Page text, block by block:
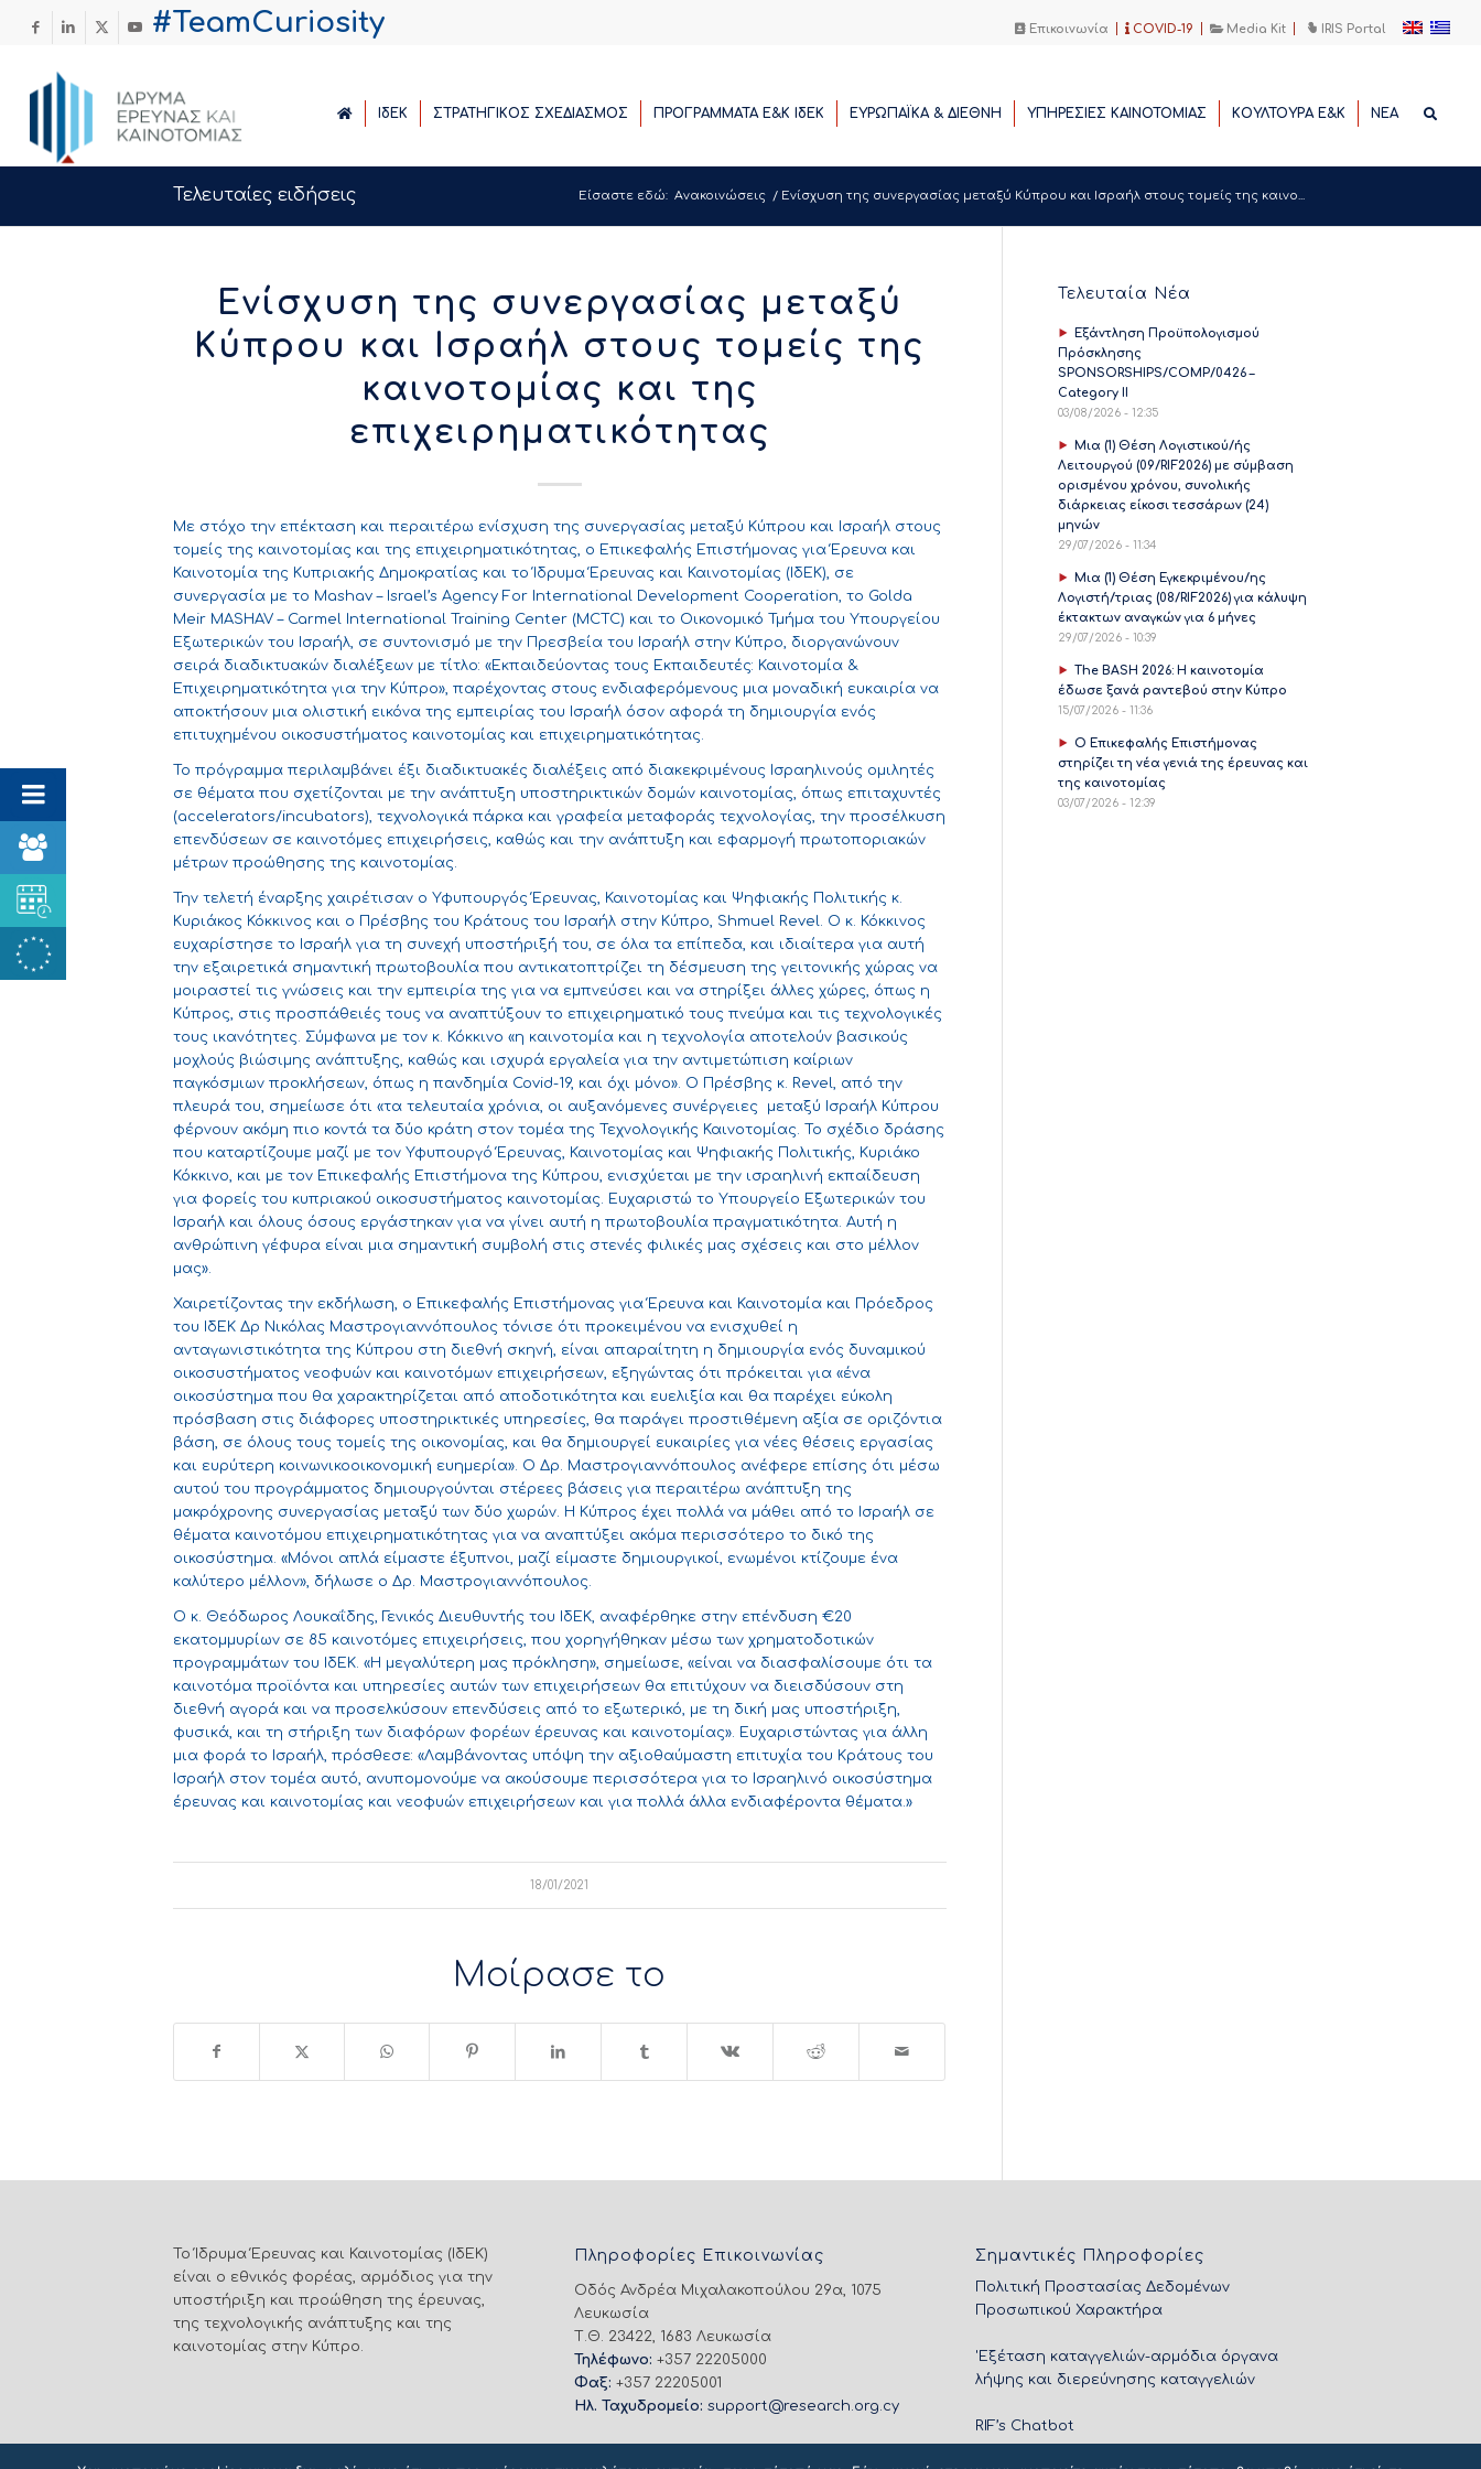
Επικοινωνία COVID-19 Media Kit IRIS Portal
#TeamCuriosity
ΙδΕΚ ΣΤΡΑΤΗΓΙΚΟΣ ΣΧΕΔΙΑΣΜΟΣ ΠΡΟΓΡΑΜΜΑΤΑ E&K ΙδΕΚ ΕΥΡΩΠΑΪΚΑ & ΔΙΕΘΝΗ ΥΠΗΡΕΣΙΕΣ ΚΑΙΝΟΤΟΜΙΑΣ ΚΟΥΛΤΟΥΡΑ Ε&Κ ΝΕΑ
Τελευταίες ειδήσεις Είσαστε εδώ: Ανακοινώσεις / Ενίσχυση της συνεργασίας μεταξύ Κύπρου και Ισραήλ στους τομείς της καινο...
Ενίσχυση της συνεργασίας μεταξύ
Κύπρου και Ισραήλ στους τομείς της
καινοτομίας και της
επιχειρηματικότητας
Με στόχο την επέκταση και περαιτέρω ενίσχυση της συνεργασίας μεταξύ Κύπρου και Ισραήλ στους
τομείς της καινοτομίας και της επιχειρηματικότητας, ο Επικεφαλής Επιστήμονας για Έρευνα και
Καινοτομία της Κυπριακής Δημοκρατίας και το Ίδρυμα Έρευνας και Καινοτομίας (ΙδΕΚ), σε
συνεργασία με το Mashav – Israel’s Agency For International Development Cooperation, το Golda
Meir MASHAV – Carmel International Training Center (MCTC) και το Οικονομικό Τμήμα του Υπουργείου
Εξωτερικών του Ισραήλ, σε συντονισμό με την Πρεσβεία του Ισραήλ στην Κύπρο, διοργανώνουν
σειρά διαδικτυακών διαλέξεων με τίτλο: «Εκπαιδεύοντας τους Εκπαιδευτές: Καινοτομία &
Επιχειρηματικότητα για την Κύπρο», παρέχοντας στους ενδιαφερόμενους μια μοναδική ευκαιρία να
αποκτήσουν μια ολιστική εικόνα της εμπειρίας του Ισραήλ όσον αφορά τη δημιουργία ενός
επιτυχημένου οικοσυστήματος καινοτομίας και επιχειρηματικότητας.
Το πρόγραμμα περιλαμβάνει έξι διαδικτυακές διαλέξεις από διακεκριμένους Ισραηλινούς ομιλητές
σε θέματα που σχετίζονται με την ανάπτυξη υποστηρικτικών δομών καινοτομίας, όπως επιταχυντές
(accelerators/incubators), τεχνολογικά πάρκα και γραφεία μεταφοράς τεχνολογίας, την προσέλκυση
επενδύσεων σε καινοτόμες επιχειρήσεις, καθώς και την ανάπτυξη και εφαρμογή πρωτοποριακών
μέτρων προώθησης της καινοτομίας.
Την τελετή έναρξης χαιρέτισαν ο Υφυπουργός Έρευνας, Καινοτομίας και Ψηφιακής Πολιτικής κ.
Κυριάκος Κόκκινος και ο Πρέσβης του Κράτους του Ισραήλ στην Κύπρο, Shmuel Revel. Ο κ. Κόκκινος
ευχαρίστησε το Ισραήλ για τη συνεχή υποστήριξή του, σε όλα τα επίπεδα, και ιδιαίτερα για αυτή
την εξαιρετικά σημαντική πρωτοβουλία που αντικατοπτρίζει τη δέσμευση της γειτονικής χώρας να
μοιραστεί τις γνώσεις και την εμπειρία της για να εμπνεύσει και να στηρίξει άλλες χώρες, όπως η
Κύπρος, στις προσπάθειές τους να αναπτύξουν το επιχειρηματικό τους πνεύμα και τις τεχνολογικές
τους ικανότητες. Σύμφωνα με τον κ. Κόκκινο «η καινοτομία και η τεχνολογία αποτελούν βασικούς
μοχλούς βιώσιμης ανάπτυξης, καθώς και ισχυρά εργαλεία για την αντιμετώπιση καίριων
παγκόσμιων προκλήσεων, όπως η πανδημία Covid-19, και όχι μόνο». Ο Πρέσβης κ. Revel, από την
πλευρά του, σημείωσε ότι «τα τελευταία χρόνια, οι αυξανόμενες συνέργειες μεταξύ Ισραήλ Κύπρου
φέρνουν ακόμη πιο κοντά τα δύο κράτη στον τομέα της Τεχνολογικής Καινοτομίας. Το σχέδιο δράσης
που καταρτίζουμε μαζί με τον Υφυπουργό Έρευνας, Καινοτομίας και Ψηφιακής Πολιτικής, Κυριάκο
Κόκκινο, και με τον Επικεφαλής Επιστήμονα της Κύπρου, ενισχύεται με την ισραηλινή εκπαίδευση
για φορείς του κυπριακού οικοσυστήματος καινοτομίας. Ευχαριστώ το Υπουργείο Εξωτερικών του
Ισραήλ και όλους όσους εργάστηκαν για να γίνει αυτή η πρωτοβουλία πραγματικότητα. Αυτή η
ανθρώπινη γέφυρα είναι μια σημαντική συμβολή στις στενές φιλικές μας σχέσεις και στο μέλλον
μας».
Χαιρετίζοντας την εκδήλωση, ο Επικεφαλής Επιστήμονας για Έρευνα και Καινοτομία και Πρόεδρος
του ΙδΕΚ Δρ Νικόλας Μαστρογιαννόπουλος τόνισε ότι προκειμένου να ενισχυθεί η
ανταγωνιστικότητα της Κύπρου στη διεθνή σκηνή, είναι απαραίτητη η δημιουργία ενός δυναμικού
οικοσυστήματος νεοφυών και καινοτόμων επιχειρήσεων, εξηγώντας ότι πρόκειται για «ένα
οικοσύστημα που θα χαρακτηρίζεται από αποδοτικότητα και ευελιξία και θα παρέχει εύκολη
πρόσβαση στις διάφορες υποστηρικτικές υπηρεσίες, θα παράγει προστιθέμενη αξία σε οριζόντια
βάση, σε όλους τους τομείς της οικονομίας, και θα δημιουργεί ευκαιρίες για νέες θέσεις εργασίας
και ευρύτερη κοινωνικοοικονομική ευημερία». Ο Δρ. Μαστρογιαννόπουλος ανέφερε επίσης ότι μέσω
αυτού του προγράμματος δημιουργούνται στέρεες βάσεις για περαιτέρω ανάπτυξη της
μακρόχρονης συνεργασίας μεταξύ των δύο χωρών. Η Κύπρος έχει πολλά να μάθει από το Ισραήλ σε
θέματα καινοτόμου επιχειρηματικότητας για να αναπτύξει ακόμα περισσότερο το δικό της
οικοσύστημα. «Μόνοι απλά είμαστε έξυπνοι, μαζί είμαστε δημιουργικοί, ενωμένοι κτίζουμε ένα
καλύτερο μέλλον», δήλωσε ο Δρ. Μαστρογιαννόπουλος.
Ο κ. Θεόδωρος Λουκαΐδης, Γενικός Διευθυντής του ΙδΕΚ, αναφέρθηκε στην επένδυση €20
εκατομμυρίων σε 85 καινοτόμες επιχειρήσεις, που χορηγήθηκαν μέσω των χρηματοδοτικών
προγραμμάτων του ΙδΕΚ. «Η μεγαλύτερη μας πρόκληση», σημείωσε, «είναι να διασφαλίσουμε ότι τα
καινοτόμα προϊόντα και υπηρεσίες αυτών των επιχειρήσεων θα επιτύχουν να διεισδύσουν στη
διεθνή αγορά και να προσελκύσουν επενδύσεις από το εξωτερικό, με τη δική μας υποστήριξη,
φυσικά, και τη στήριξη των διαφόρων φορέων έρευνας και καινοτομίας». Ευχαριστώντας για άλλη
μια φορά το Ισραήλ, πρόσθεσε: «Λαμβάνοντας υπόψη την αξιοθαύμαστη επιτυχία του Κράτους του
Ισραήλ στον τομέα αυτό, ανυπομονούμε να ακούσουμε περισσότερα για το Ισραηλινό οικοσύστημα
έρευνας και καινοτομίας και νεοφυών επιχειρήσεων και για πολλά άλλα ενδιαφέροντα θέματα.»
18/01/2021
Μοίρασε το
Τελευταία Νέα
Εξάντληση Προϋπολογισμού
Πρόσκλησης
SPONSORSHIPS/COMP/0426 –
Category II
03/08/2026 - 12:35
Μια (1) Θέση Λογιστικού/ής
Λειτουργού (09/RIF2026) με σύμβαση
ορισμένου χρόνου, συνολικής
διάρκειας είκοσι τεσσάρων (24)
μηνών
29/07/2026 - 11:34
Μια (1) Θέση Εγκεκριμένου/ης
Λογιστή/τριας (08/RIF2026) για κάλυψη
έκτακτων αναγκών για 6 μήνες
29/07/2026 - 10:39
The BASH 2026: Η καινοτομία
έδωσε ξανά ραντεβού στην Κύπρο
15/07/2026 - 11:36
Ο Επικεφαλής Επιστήμονας
στηρίζει τη νέα γενιά της έρευνας και
της καινοτομίας
03/07/2026 - 12:39
Το Ίδρυμα Έρευνας και Καινοτομίας (ΙδΕΚ)
είναι ο εθνικός φορέας, αρμόδιος για την
υποστήριξη και προώθηση της έρευνας,
της τεχνολογικής ανάπτυξης και της
καινοτομίας στην Κύπρο.
Πληροφορίες Επικοινωνίας
Οδός Ανδρέα Μιχαλακοπούλου 29α, 1075
Λευκωσία
Τ.Θ. 23422, 1683 Λευκωσία
Τηλέφωνο: +357 22205000
Φαξ: +357 22205001
Ηλ. Ταχυδρομείο: support@research.org.cy
Σημαντικές Πληροφορίες
Πολιτική Προστασίας Δεδομένων
Προσωπικού Χαρακτήρα
'Εξέταση καταγγελιών-αρμόδια όργανα
λήψης και διερεύνησης καταγγελιών
RIF’s Chatbot